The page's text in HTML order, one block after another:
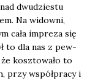
dwu­dzie­stu
Na widow­ni,
cała impre­za się
to dla nas z pew­
kosz­to­wa­ło to
przy współ­pra­cy i